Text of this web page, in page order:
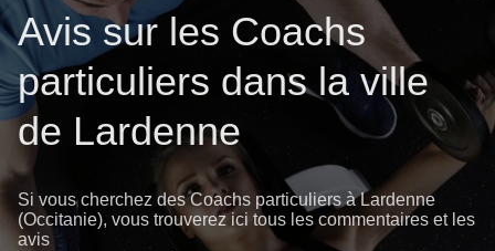
Avis sur les Coachs
particuliers dans la ville
de Lardenne
Si vous cherchez des Coachs particuliers à Lardenne
(Occitanie), vous trouverez ici tous les commentaires et les
avis